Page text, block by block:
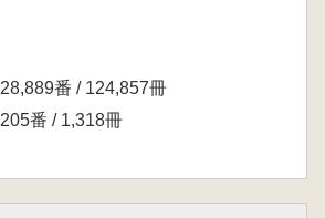
28,889番 / 124,857冊
205番 / 1,318冊